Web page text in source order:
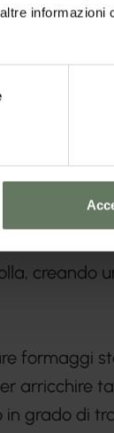
informazioni
DoGusto è
della
di una
creando
formaggi
arricchire
in grado di